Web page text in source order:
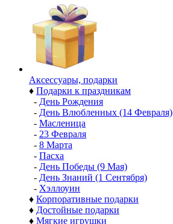
Аксессуары, подарки
♦ Подарки к праздникам
- День Рождения
- День Влюбленных (14 Февраля)
- Масленица
- 23 Февраля
- 8 Марта
- Пасха
- День Победы (9 Мая)
- День Знаний (1 Сентября)
- Хэллоуин
♦ Корпоративные подарки
♦ Достойные подарки
♦ Мягкие игрушки